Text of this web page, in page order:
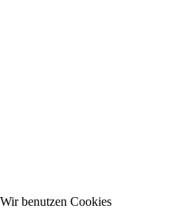
Wir benutzen Cookies